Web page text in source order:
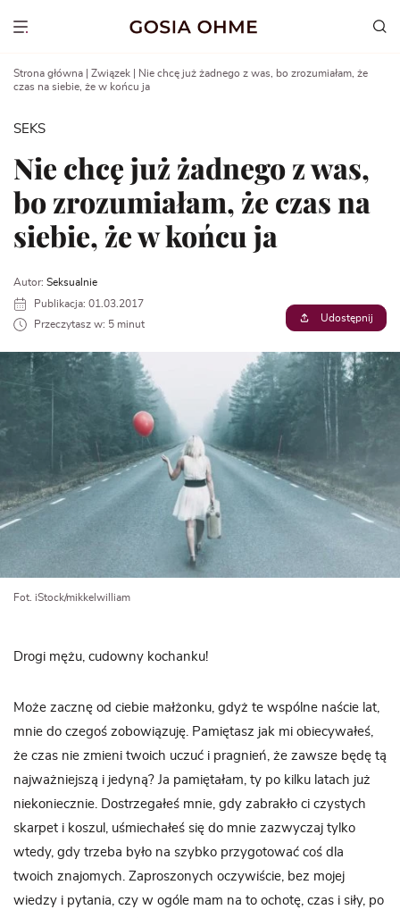
Show menu
Strona główna Związek
Nie chcę już żadnego z was, bo zrozumiałam, że
czas na siebie, że w końcu ja
SEKS
Nie chcę już żadnego z was,
bo zrozumiałam, że czas na
siebie, że w końcu ja
Autor: Seksualnie
Publikacja: 01.03.2017
Przeczytasz w: 5 minut
Udostępnij
Fot. iStock/mikkelwilliam
Drogi mężu, cudowny kochanku!
Może zacznę od ciebie małżonku, gdyż te wspólne naście lat,
mnie do czegoś zobowiązuję. Pamiętasz jak mi obiecywałeś,
że czas nie zmieni twoich uczuć i pragnień, że zawsze będę tą
najważniejszą i jedyną? Ja pamiętałam, ty po kilku latach już
niekoniecznie. Dostrzegałeś mnie, gdy zabrakło ci czystych
skarpet i koszul, uśmiechałeś się do mnie zazwyczaj tylko
wtedy, gdy trzeba było na szybko przygotować coś dla
twoich znajomych. Zaproszonych oczywiście, bez mojej
wiedzy i pytania, czy w ogóle mam na to ochotę, czas i siły, po